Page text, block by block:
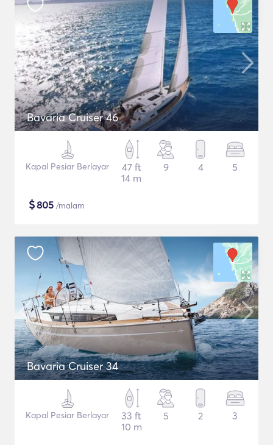
Bavaria Cruiser 46
Kapal Pesiar Berlayar
47 ft
14 m
9 4 5
$805 /malam
Bavaria Cruiser 34
Kapal Pesiar Berlayar
33 ft
10 m
5 2 3